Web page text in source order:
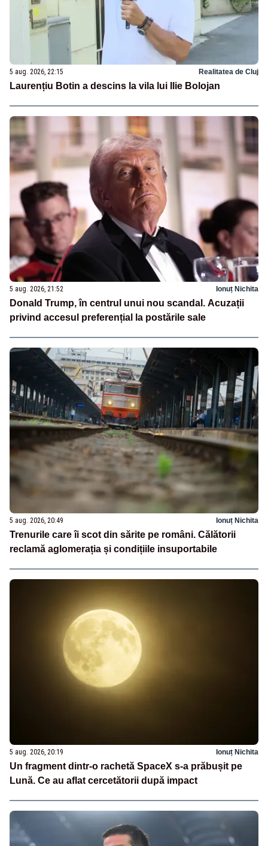
5 aug. 2026, 22:15 Realitatea de Cluj
Laurențiu Botin a descins la vila lui Ilie Bolojan
5 aug. 2026, 21:52 Ionuț Nichita
Donald Trump, în centrul unui nou scandal. Acuzații
privind accesul preferențial la postările sale
5 aug. 2026, 20:49 Ionuț Nichita
Trenurile care îi scot din sărite pe români. Călătorii
reclamă aglomerația și condițiile insuportabile
5 aug. 2026, 20:19 Ionuț Nichita
Un fragment dintr-o rachetă SpaceX s-a prăbușit pe
Lună. Ce au aflat cercetătorii după impact